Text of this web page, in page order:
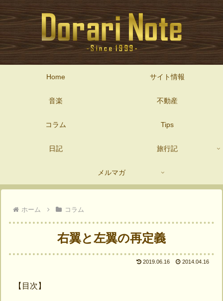
Home サイト情報
音楽 不動産
コラム Tips
日記 旅行記
メルマガ
ホーム コラム
右翼と左翼の再定義
2019.06.16 2014.04.16
【目次】